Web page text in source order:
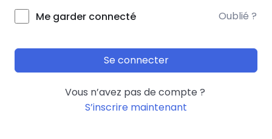
Me garder connecté Oublié ?
Se connecter
Vous n’avez pas de compte ?
S’inscrire maintenant